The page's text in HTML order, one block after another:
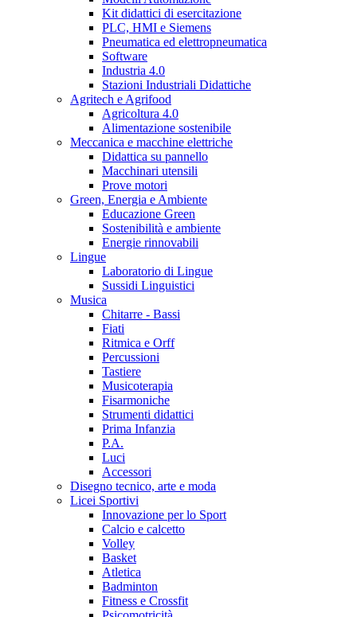
Kit didattici di esercitazione
PLC, HMI e Siemens
Pneumatica ed elettropneumatica
Software
Industria 4.0
Stazioni Industriali Didattiche
Agritech e Agrifood
Agricoltura 4.0
Alimentazione sostenibile
Meccanica e macchine elettriche
Didattica su pannello
Macchinari utensili
Prove motori
Green, Energia e Ambiente
Educazione Green
Sostenibilità e ambiente
Energie rinnovabili
Lingue
Laboratorio di Lingue
Sussidi Linguistici
Musica
Chitarre - Bassi
Fiati
Ritmica e Orff
Percussioni
Tastiere
Musicoterapia
Fisarmoniche
Strumenti didattici
Prima Infanzia
P.A.
Luci
Accessori
Disegno tecnico, arte e moda
Licei Sportivi
Innovazione per lo Sport
Calcio e calcetto
Volley
Basket
Atletica
Badminton
Fitness e Crossfit